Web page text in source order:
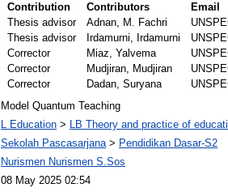
Contribution Contributors
Email
Thesis advisor
Adnan, M. Fachri
Thesis advisor
Irdamurni, Irdamurni
Corrector
Miaz, Yalvema
Corrector
Mudjiran, Mudjiran
Corrector
Dadan, Suryana
Model Quantum Teaching
L Education > LB Theory and practice of
Sekolah Pascasarjana> Pendidikan Dasar-S2
Nurismen Nurismen S.Sos
08 May 2025 02:54